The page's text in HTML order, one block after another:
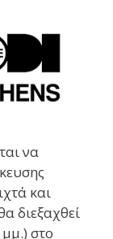
να
και
διεξαχθεί
στο